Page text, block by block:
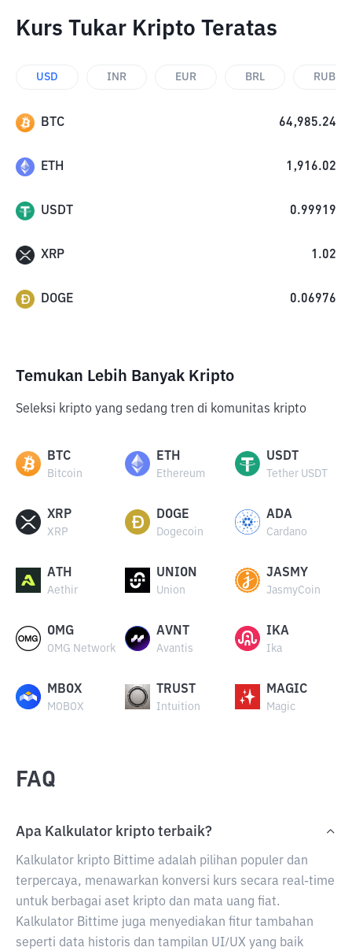
Kurs Tukar Kripto Teratas
USD INR EUR BRL RUB
BTC 64,985.24
ETH 1,916.02
USDT 0.99919
XRP 1.02
DOGE 0.06976
Temukan Lebih Banyak Kripto
Seleksi kripto yang sedang tren di komunitas kripto
BTC
Bitcoin
ETH
Ethereum
USDT
Tether USDT
XRP
XRP
DOGE
Dogecoin
ADA
Cardano
ATH
Aethir
UNION
Union
JASMY
JasmyCoin
OMG
OMG Network
AVNT
Avantis
IKA
Ika
MBOX
MOBOX
TRUST
Intuition
MAGIC
Magic
FAQ
Apa Kalkulator kripto terbaik?
Kalkulator kripto Bittime adalah pilihan populer dan
terpercaya, menawarkan konversi kurs secara real-time
untuk berbagai aset kripto dan mata uang fiat.
Kalkulator Bittime juga menyediakan fitur tambahan
seperti data historis dan tampilan UI/UX yang baik